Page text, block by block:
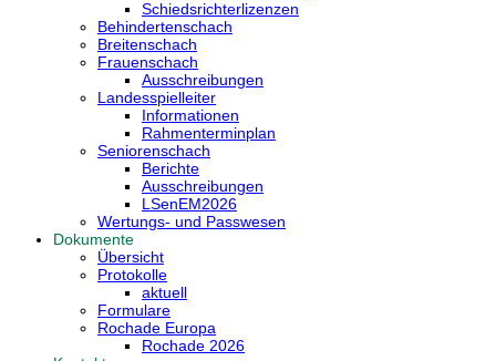
Schiedsrichterlizenzen
Behindertenschach
Breitenschach
Frauenschach
Ausschreibungen
Landesspielleiter
Informationen
Rahmenterminplan
Seniorenschach
Berichte
Ausschreibungen
LSenEM2026
Wertungs- und Passwesen
Dokumente
Übersicht
Protokolle
aktuell
Formulare
Rochade Europa
Rochade 2026